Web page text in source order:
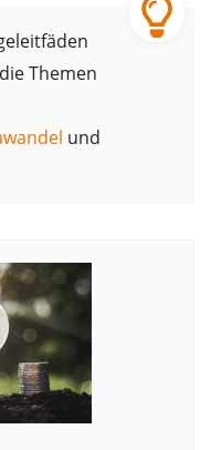
Themen
und